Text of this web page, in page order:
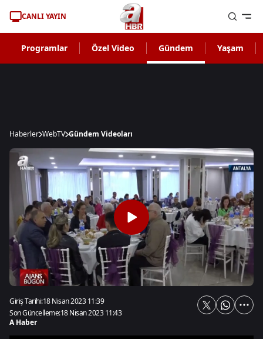
CANLI YAYIN
Programlar Özel Video Gündem Yaşam
Haberler WebTV Gündem Videoları
Giriş Tarihi:18 Nisan 2023 11:39
Son Güncelleme:18 Nisan 2023 11:43
A Haber